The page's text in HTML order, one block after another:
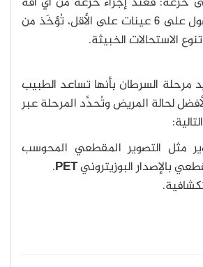
متقرحة يجب الحصول على 6 عينات على الأقل، تُؤخَذ من
الاستحالات الخبيثة.
مرحلة السرطان بأنها تساعد الطبيب
لحالة المريض وتُحدَّد المرحلة عبر
مثل التصوير المقطعي المحوسب
بالإصدار البوزيترونيPET
.